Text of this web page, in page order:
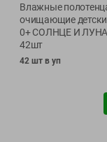
Влажные
очищающие
0+ СОЛНЦЕ И ЛУНА
42шт
42 шт в уп